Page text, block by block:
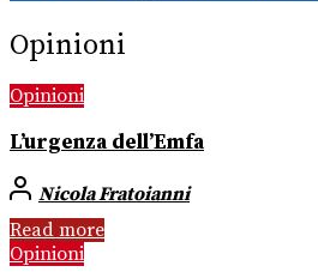
Opinioni
Opinioni
L’urgenza dell’Emfa
Nicola Fratoianni
Read more
Opinioni